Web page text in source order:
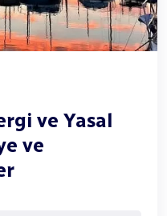
ve Yasal
ve